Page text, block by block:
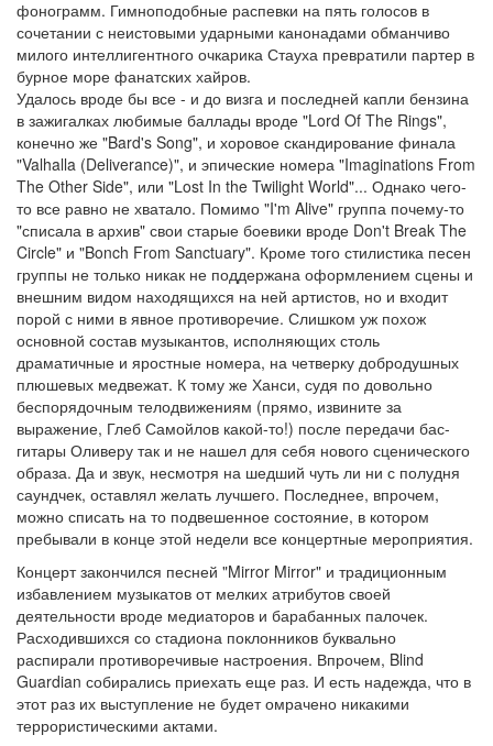
фонограмм. Гимноподобные распевки на пять голосов в
сочетании с неистовыми ударными канонадами обманчиво
милого интеллигентного очкарика Стауха превратили партер в
бурное море фанатских хайров.
Удалось вроде бы все - и до визга и последней капли бензина
в зажигалках любимые баллады вроде "Lord Of The Rings",
конечно же "Bard's Song", и хоровое скандирование финала
"Valhalla (Deliverance)", и эпические номера "Imaginations From
The Other Side", или "Lost In the Twilight World"... Однако чего-
то все равно не хватало. Помимо "I'm Alive" группа почему-то
"списала в архив" свои старые боевики вроде Don't Break The
Circle" и "Bonch From Sanctuary". Кроме того стилистика песен
группы не только никак не поддержана оформлением сцены и
внешним видом находящихся на ней артистов, но и входит
порой с ними в явное противоречие. Слишком уж похож
основной состав музыкантов, исполняющих столь
драматичные и яростные номера, на четверку добродушных
плюшевых медвежат. К тому же Ханси, судя по довольно
беспорядочным телодвижениям (прямо, извините за
выражение, Глеб Самойлов какой-то!) после передачи бас-
гитары Оливеру так и не нашел для себя нового сценического
образа. Да и звук, несмотря на шедший чуть ли ни с полудня
саундчек, оставлял желать лучшего. Последнее, впрочем,
можно списать на то подвешенное состояние, в котором
пребывали в конце этой недели все концертные мероприятия.
Концерт закончился песней "Mirror Mirror" и традиционным
избавлением музыкатов от мелких атрибутов своей
деятельности вроде медиаторов и барабанных палочек.
Расходившихся со стадиона поклонников буквально
распирали противоречивые настроения. Впрочем, Blind
Guardian собирались приехать еще раз. И есть надежда, что в
этот раз их выступление не будет омрачено никакими
террористическими актами.